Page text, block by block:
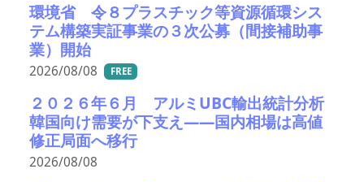
環境省 令８プラスチック等資源循環シス
テム構築実証事業の３次公募（間接補助事
業）開始
2026/08/08 FREE
２０２６年６月 アルミUBC輸出統計分析
韓国向け需要が下支え――国内相場は高値
修正局面へ移行
2026/08/08